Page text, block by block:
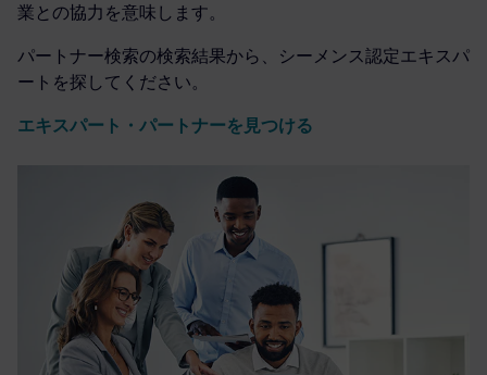
業との協力を意味します。
パートナー検索の検索結果から、シーメンス認定エキスパ
ートを探してください。
エキスパート・パートナーを見つける